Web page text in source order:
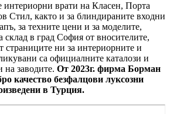
интериорни врати на Класен, Порта
Стил, както и за блиндираните входни
за техните цени и за моделите,
склад в град София от вносителите,
страниците ни за интериорните и
са официалните каталози и
на заводите. От 2023г. фирма Борман
качество безфалцови луксозни
в Турция.